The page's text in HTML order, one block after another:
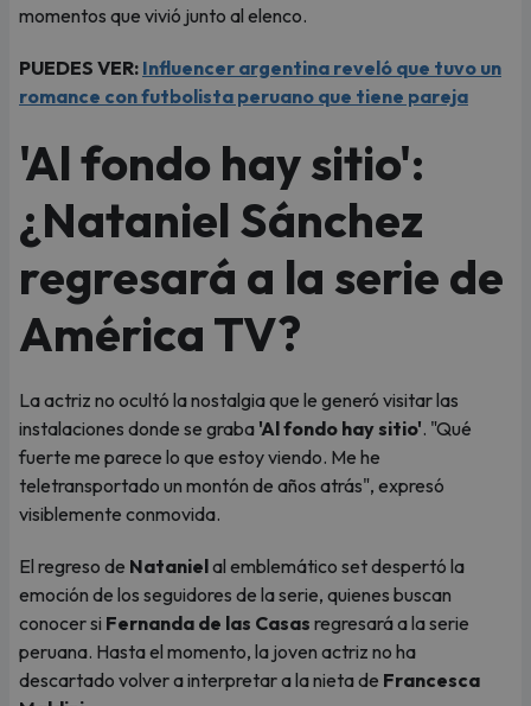
momentos que vivió junto al elenco.
PUEDES VER: Influencer argentina reveló que tuvo un
romance con futbolista peruano que tiene pareja
'Al fondo hay sitio':
¿Nataniel Sánchez
regresará a la serie de
América TV?
La actriz no ocultó la nostalgia que le generó visitar las
instalaciones donde se graba 'Al fondo hay sitio'. "Qué
fuerte me parece lo que estoy viendo. Me he
teletransportado un montón de años atrás", expresó
visiblemente conmovida.
El regreso de Natanielal emblemático set despertó la
emoción de los seguidores de la serie, quienes buscan
conocer si Fernanda de las Casas regresará a la serie
peruana. Hasta el momento, la joven actriz no ha
descartado volver a interpretar a la nieta de Francesca